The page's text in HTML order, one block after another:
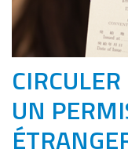
UN